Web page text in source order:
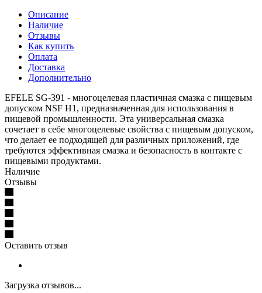
Описание
Наличие
Отзывы
Как купить
Оплата
Доставка
Дополнительно
EFELE SG-391 - многоцелевая пластичная смазка с пищевым
допуском NSF H1, предназначенная для использования в
пищевой промышленности. Эта универсальная смазка
сочетает в себе многоцелевые свойства с пищевым допуском,
что делает ее подходящей для различных приложений, где
требуются эффективная смазка и безопасность в контакте с
пищевыми продуктами.
Наличие
Отзывы
Оставить отзыв
Загрузка отзывов...